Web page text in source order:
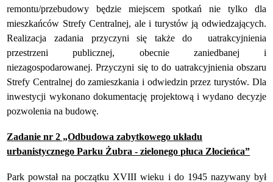
remontu/przebudowy będzie miejscem spotkań nie tylko dla
mieszkańców Strefy Centralnej, ale i turystów ją odwiedzających.
Realizacja zadania przyczyni się także do uatrakcyjnienia
przestrzeni publicznej, obecnie zaniedbanej i
niezagospodarowanej. Przyczyni się to do uatrakcyjnienia obszaru
Strefy Centralnej do zamieszkania i odwiedzin przez turystów. Dla
inwestycji wykonano dokumentację projektową i wydano decyzje
pozwolenia na budowę.
Zadanie nr 2 „Odbudowa zabytkowego układu
urbanistycznego Parku Żubra - zielonego płuca Złocieńca”
Park powstał na początku XVIII wieku i do 1945 nazywany był